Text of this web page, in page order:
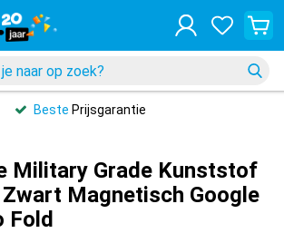
Beste Prijsgarantie
Military Grade Kunststof
Zwart Magnetisch Google
Fold